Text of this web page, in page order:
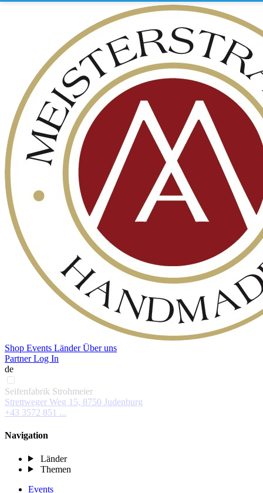
Shop Events LänderÜber uns
Partner Log In
de
Seifenfabrik Strohmeier
Strettweger Weg 15, 8750 Judenburg
+43 3572 851 ...
Navigation
Länder
Themen
Events